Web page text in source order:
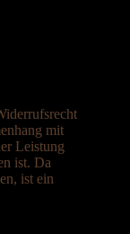
mit
Leistung
ist. Da
ist ein